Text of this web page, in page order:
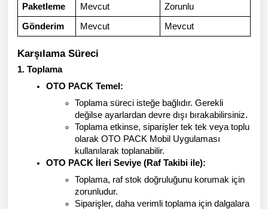
Paketleme Mevcut Zorunlu
Gönderim Mevcut Mevcut
Karşılama Süreci
1. Toplama
OTO PACK Temel:
Toplama süreci isteğe bağlıdır. Gerekli
değilse ayarlardan devre dışı bırakabilirsiniz.
Toplama etkinse, siparişler tek tek veya toplu
olarak OTO PACK Mobil Uygulaması
kullanılarak toplanabilir.
OTO PACK İleri Seviye (Raf Takibi ile):
Toplama, raf stok doğruluğunu korumak için
zorunludur.
Siparişler, daha verimli toplama için dalgalara